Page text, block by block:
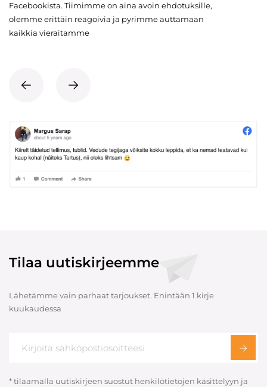
Facebookista. Tiimimme on aina avoin ehdotuksille,
olemme erittäin reagoivia ja pyrimme auttamaan
kaikkia vieraitamme
Tilaa uutiskirjeemme
Lähetämme vain parhaat tarjoukset. Enintään 1 kirje
kuukaudessa
* tilaamalla uutiskirjeen suostut henkilötietojen käsittelyyn ja